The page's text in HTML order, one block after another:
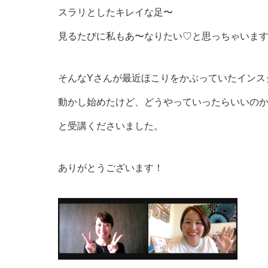
スラリとしたキレイな足〜
見るたびに私もあ〜なりたい♡と思っちゃいます
そんなYさんが最近ほこりをかぶっていたインス
動かし始めたけど、どうやっていったらいいのか
と受講くださいました。
ありがとうございます！